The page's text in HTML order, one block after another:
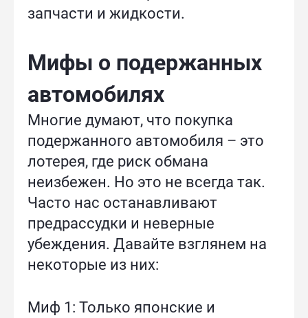
запчасти и жидкости.
Мифы о подержанных
автомобилях
Многие думают, что покупка
подержанного автомобиля – это
лотерея, где риск обмана
неизбежен. Но это не всегда так.
Часто нас останавливают
предрассудки и неверные
убеждения. Давайте взглянем на
некоторые из них:
Миф 1: Только японские и